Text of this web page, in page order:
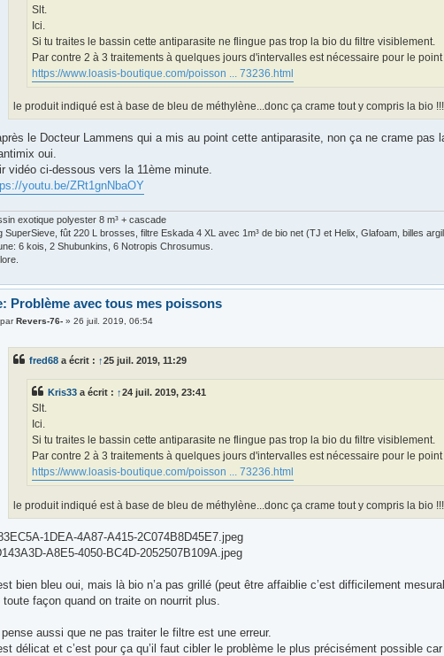
Slt.
Ici.
Si tu traites le bassin cette antiparasite ne flingue pas trop la bio du filtre visiblement.
Par contre 2 à 3 traitements à quelques jours d'intervalles est nécessaire pour le point
https://www.loasis-boutique.com/poisson ... 73236.html
le produit indiqué est à base de bleu de méthylène...donc ça crame tout y compris la bio !!!
le Docteur Lammens qui a mis au point cette antiparasite, non ça ne crame pas
oui.
vidéo ci-dessous vers la 11ème minute.
youtu.be/ZRt1gnNbaOY
exotique polyester 8 m³ + cascade
SuperSieve, fût 220 L brosses, filtre Eskada 4 XL avec 1m³ de bio net (TJ et Helix, Glafoam, billes
6 kois, 2 Shubunkins, 6 Notropis Chrosumus.
Problème avec tous mes poissons
MparRevers-76- »26 juil. 2019, 06:54
fred68 a écrit : ↑25 juil. 2019, 11:29
Kris33 a écrit : ↑24 juil. 2019, 23:41
Slt.
Ici.
Si tu traites le bassin cette antiparasite ne flingue pas trop la bio du filtre visiblement.
Par contre 2 à 3 traitements à quelques jours d'intervalles est nécessaire pour le
https://www.loasis-boutique.com/poisson ... 73236.html
le produit indiqué est à base de bleu de méthylène...donc ça crame tout y compris la bio !!!
1DEA-4A87-A415-2C074B8D45E7.jpeg
A8E5-4050-BC4D-2052507B109A.jpeg
bien bleu oui, mais là bio n’a pas grillé (peut être affaiblie c’est difficilement
toute façon quand on traite on nourrit plus.
aussi que ne pas traiter le filtre est une erreur.
délicat et c’est pour ça qu’il faut cibler le problème le plus précisément possible